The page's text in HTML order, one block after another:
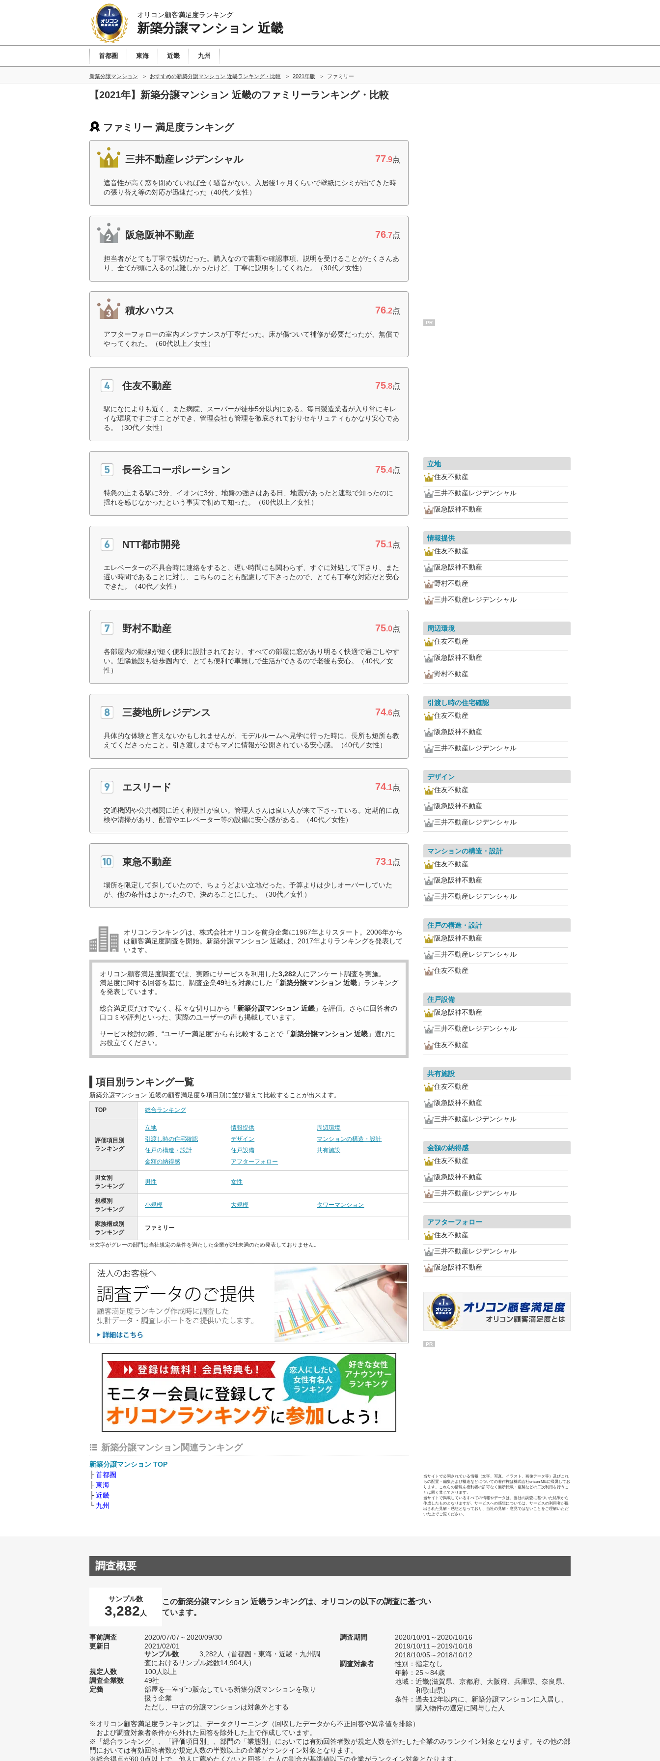
オリコン顧客満足度ランキング
新築分譲マンション 近畿
首都圏 東海 近畿 九州
新築分譲マンション おすすめの新築分譲マンション 近畿ランキング・比較 2021年版 ファミリー
【2021年】新築分譲マンション 近畿のファミリーランキング・比較
ファミリー 満足度ランキング
三井不動産レジデンシャル 77.9点
遮音性が高く窓を閉めていれば全く騒音がない。入居後1ヶ月くらいで壁紙にシミが出てきた時
の張り替え等の対応が迅速だった（40代／女性）
阪急阪神不動産 76.7点
担当者がとても丁寧で親切だった。購入なので書類や確認事項、説明を受けることがたくさんあ
り、全てが頭に入るのは難しかったけど、丁寧に説明をしてくれた。（30代／女性）
積水ハウス 76.2点
アフターフォローの室内メンテナンスが丁寧だった。床が傷ついて補修が必要だったが、無償で
やってくれた。（60代以上／女性）
住友不動産 75.8点
駅になによりも近く、また病院、スーパーが徒歩5分以内にある。毎日製造業者が入り常にキレ
イな環境ですごすことができ、管理会社も管理を徹底されておりセキリュティもかなり安心であ
る。（30代／女性）
長谷工コーポレーション 75.4点
特急の止まる駅に3分、イオンに3分、地盤の強さはある日、地震があったと速報で知ったのに
揺れを感じなかったという事実で初めて知った。（60代以上／女性）
NTT都市開発 75.1点
エレベーターの不具合時に連絡をすると、遅い時間にも関わらず、すぐに対処して下さり、また
遅い時間であることに対し、こちらのことも配慮して下さったので、とても丁寧な対応だと安心
できた。（40代／女性）
野村不動産 75.0点
各部屋内の動線が短く便利に設計されており、すべての部屋に窓があり明るく快適で過ごしやす
い。近隣施設も徒歩圏内で、とても便利で車無しで生活ができるので老後も安心。（40代／女
性）
三菱地所レジデンス 74.6点
具体的な体験と言えないかもしれませんが、モデルルームへ見学に行った時に、長所も短所も教
えてくださったこと。引き渡しまでもマメに情報が公開されている安心感。（40代／女性）
エスリード 74.1点
交通機関や公共機関に近く利便性が良い。管理人さんは良い人が来て下さっている。定期的に点
検や清掃があり、配管やエレベーター等の設備に安心感がある。（40代／女性）
東急不動産 73.1点
場所を限定して探していたので、ちょうどよい立地だった。予算よりは少しオーバーしていた
が、他の条件はよかったので、決めることにした。（30代／女性）
オリコンランキングは、株式会社オリコンを前身企業に1967年よりスタート。2006年から
は顧客満足度調査を開始。新築分譲マンション 近畿は、2017年よりランキングを発表して
います。
オリコン顧客満足度調査では、実際にサービスを利用した3,282人にアンケート調査を実施。
満足度に関する回答を基に、調査企業49社を対象にした「新築分譲マンション 近畿 」ランキング
を発表しています。
総合満足度だけでなく、様々な切り口から「新築分譲マンション 近畿 」を評価。さらに回答者の
口コミや評判といった、実際のユーザーの声も掲載しています。
サービス検討の際、“ユーザー満足度”からも比較することで「新築分譲マンション 近畿 」選びに
お役立てください。
項目別ランキング一覧
新築分譲マンション 近畿の顧客満足度を項目別に並び替えて比較することが出来ます。
TOP 総合ランキング
評価項目別
ランキング
立地 情報提供
周辺環境
引渡し時の住宅確認
デザイン
マンションの構造・設計
住戸の構造・設計
住戸設備
共有施設
金額の納得感
アフターフォロー
男女別
ランキング
男性 女性
規模別
ランキング
小規模 大規模 タワーマンション
家族構成別
ランキング
ファミリー
※文字がグレーの部門は当社規定の条件を満たした企業が2社未満のため発表しておりません。
新築分譲マンション関連ランキング
新築分譲マンション TOP
首都圏
東海
近畿
九州
PR
立地
住友不動産
三井不動産レジデンシャル
阪急阪神不動産
情報提供
住友不動産
阪急阪神不動産
野村不動産
三井不動産レジデンシャル
周辺環境
住友不動産
阪急阪神不動産
野村不動産
引渡し時の住宅確認
住友不動産
阪急阪神不動産
三井不動産レジデンシャル
デザイン
住友不動産
阪急阪神不動産
三井不動産レジデンシャル
マンションの構造・設計
住友不動産
阪急阪神不動産
三井不動産レジデンシャル
住戸の構造・設計
阪急阪神不動産
三井不動産レジデンシャル
住友不動産
住戸設備
阪急阪神不動産
三井不動産レジデンシャル
住友不動産
共有施設
住友不動産
阪急阪神不動産
三井不動産レジデンシャル
金額の納得感
住友不動産
阪急阪神不動産
三井不動産レジデンシャル
アフターフォロー
住友不動産
三井不動産レジデンシャル
阪急阪神不動産
PR
当サイトで公開されている情報（文字、写真、イラスト、画像データ等）及びこれ
らの配置・編集および構造などについての著作権は株式会社oricon MEに帰属してお
ります。これらの情報を権利者の許可なく無断転載・複製などの二次利用を行うこ
とは固く禁じております。
当サイトで掲載しているすべての情報やデータは、当社の調査に基づいた結果から
作成したものとなりますが、サービスへの感想については、サービスの利用者が提
出された見解・感想となっており、当社の見解・意見ではないことをご理解いただ
いた上でご覧ください。
調査概要
サンプル数
3,282 人
この新築分譲マンション 近畿ランキングは、オリコンの以下の調査に基づい
ています。
事前調査
2020/07/07～2020/09/30
更新日
2021/02/01
サンプル数
3,282人（首都圏・東海・近畿・九州調
査におけるサンプル総数14,904人）
規定人数
100人以上
調査企業数
49社
定義
部屋を一室ずつ販売している新築分譲マンションを取り
扱う企業
ただし、中古の分譲マンションは対象外とする
調査期間
2020/10/01～2020/10/16
2019/10/11～2019/10/18
2018/10/05～2018/10/12
調査対象者
性別：指定なし
年齢：25～84歳
地域：近畿(滋賀県、京都府、大阪府、兵庫県、奈良県、
和歌山県)
条件：過去12年以内に、新築分譲マンションに入居し、
購入物件の選定に関与した人
※オリコン顧客満足度ランキングは、データクリーニング（回収したデータから不正回答や異常値を排除）
および調査対象者条件から外れた回答を除外した上で作成しています。
※「総合ランキング」、「評価項目別」、部門の「業態別」においては有効回答者数が規定人数を満たした企業のみランクイン対象となります。その他の部
門においては有効回答者数が規定人数の半数以上の企業がランクイン対象となります。
※総合得点が60.0点以上で、他人に薦めたくないと回答した人の割合が基準値以下の企業がランクイン対象となります。